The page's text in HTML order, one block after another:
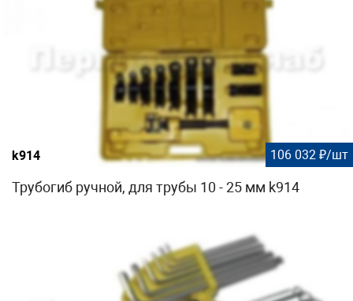
k914 106 032 ₽/шт
Трубогиб ручной, для трубы 10 - 25 мм k914